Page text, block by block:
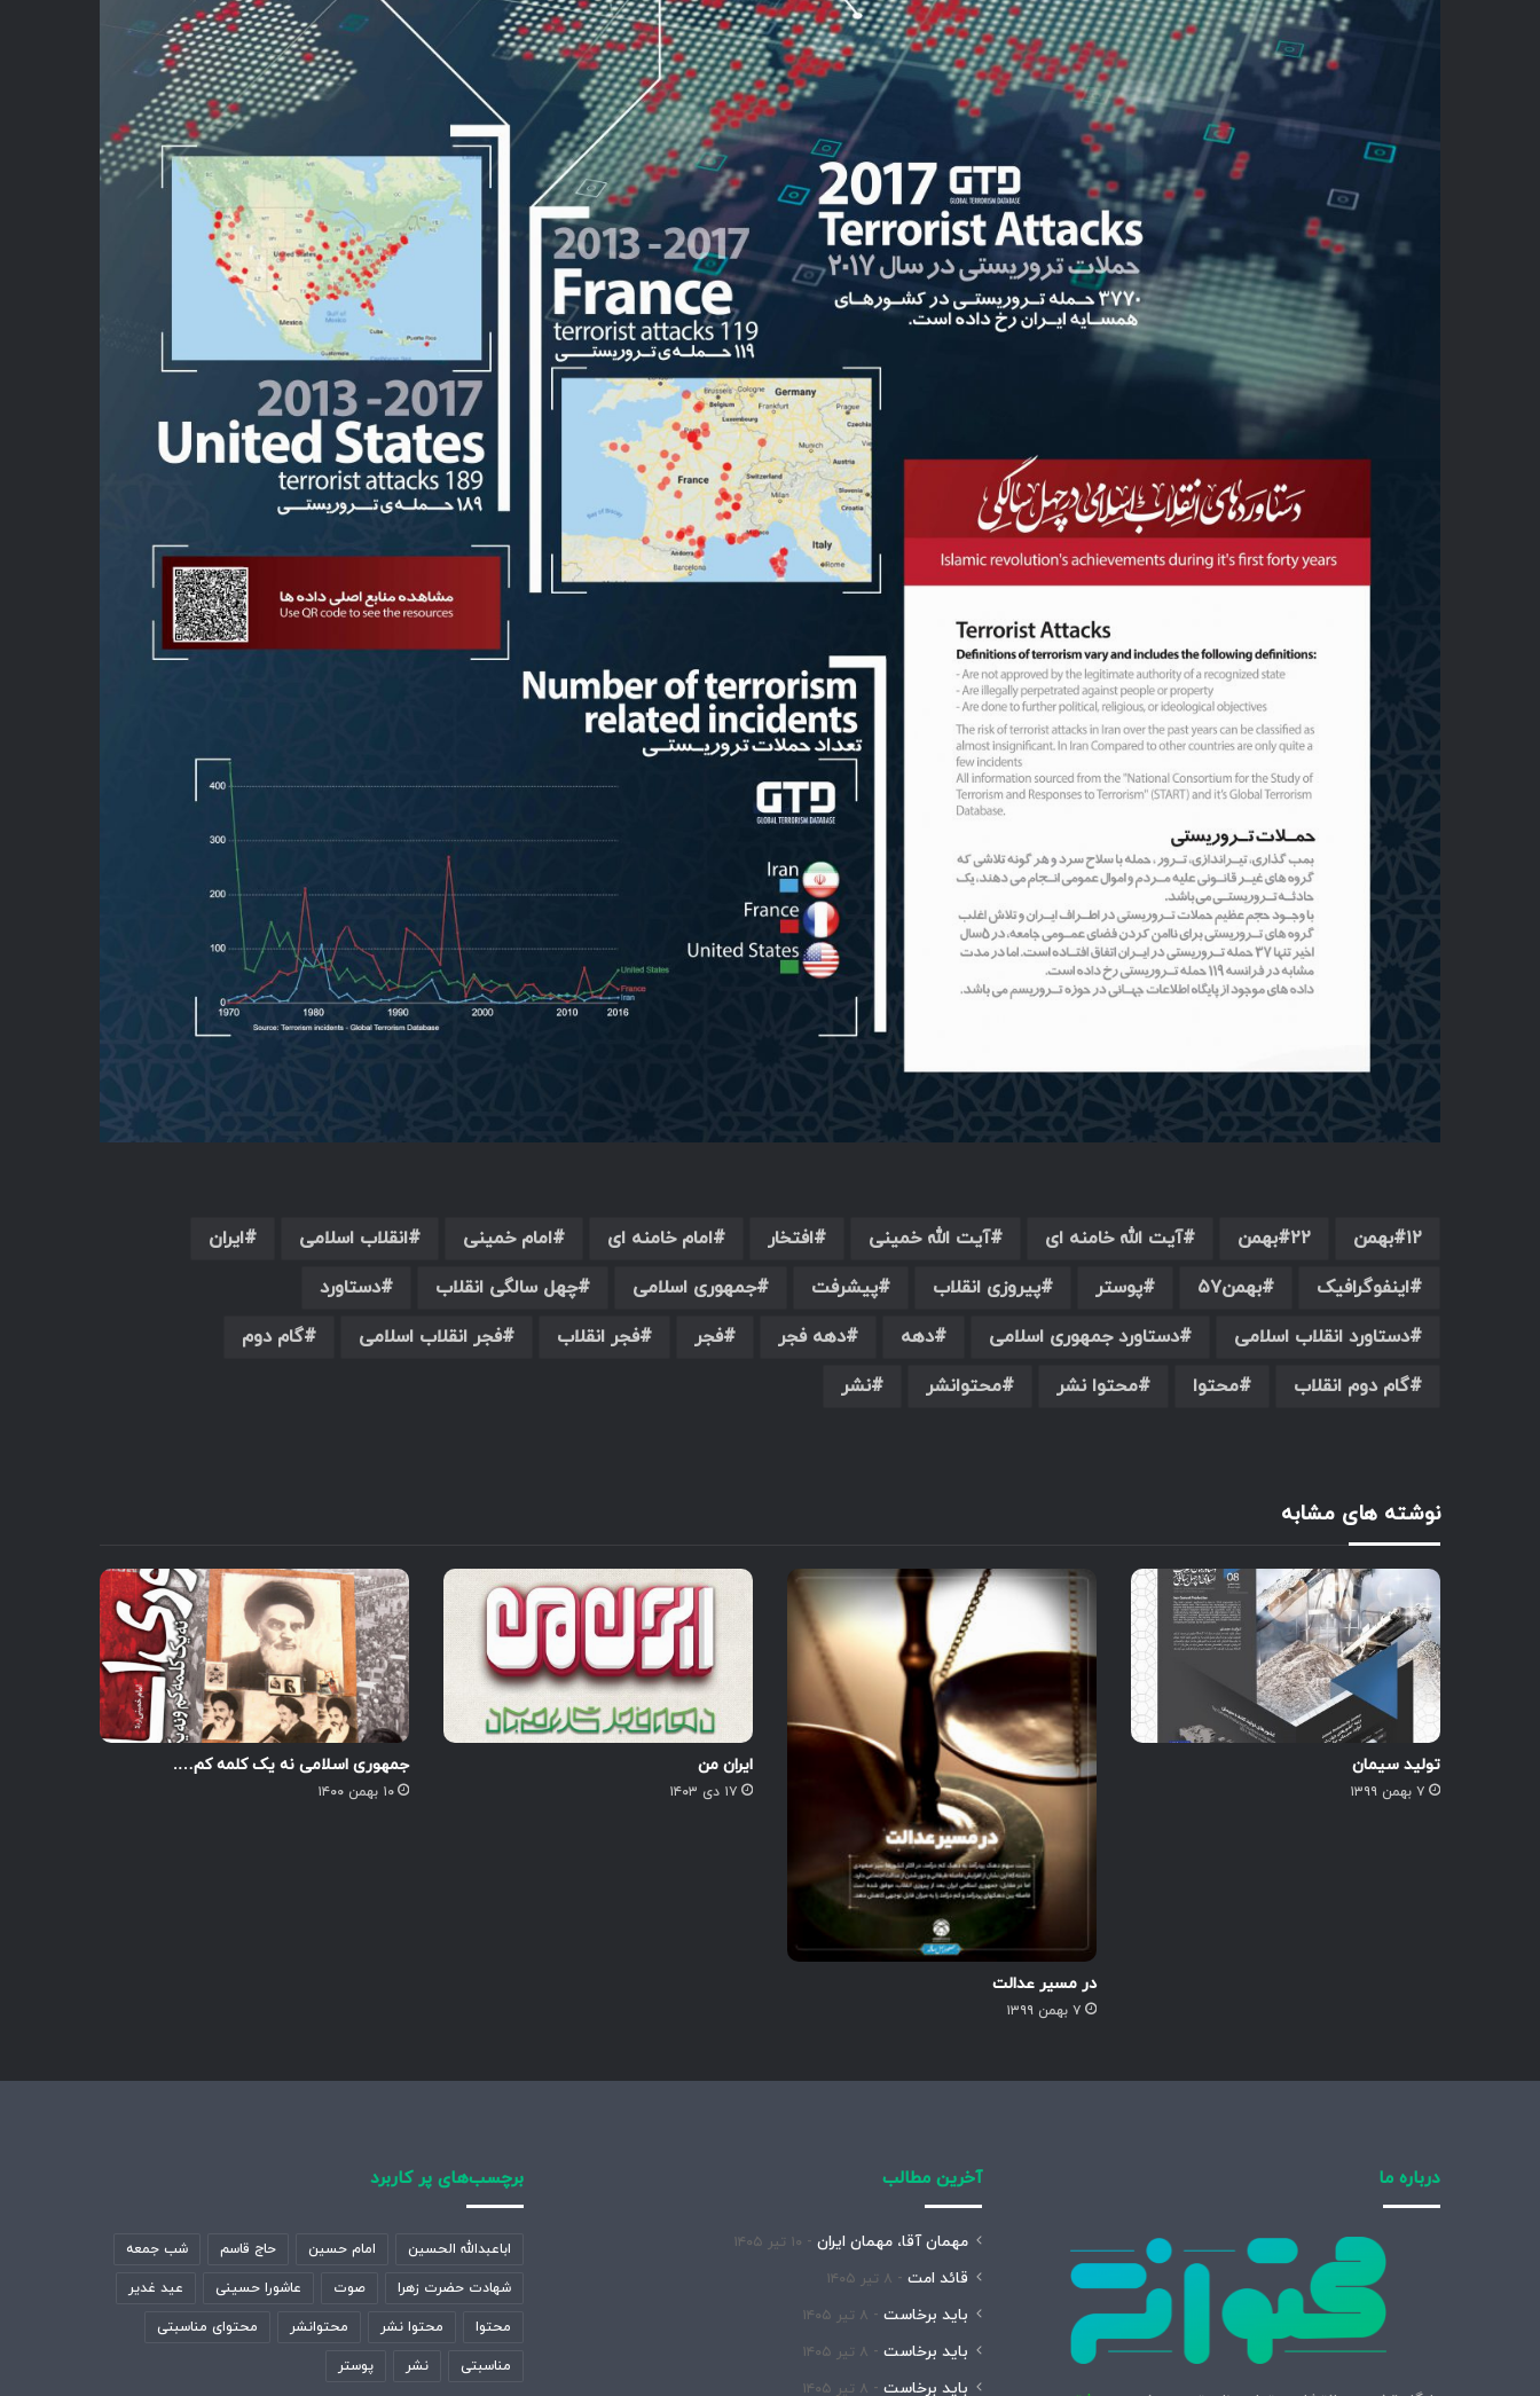
۱۲بهمن ۲۲بهمن آیت الله خامنه ای آیت الله خمینی افتخار امام خامنه ای امام خمینی انقلاب اسلامی
ایران
اینفوگرافیک
بهمن۵۷ پوستر پیروزی انقلاب پیشرفت جمهوری اسلامی چهل سالگی انقلاب
دستاورد
دستاورد انقلاب اسلامی
دستاورد جمهوری اسلامی دهه دهه فجر فجر فجر انقلاب فجر انقلاب اسلامی
گام دوم
گام دوم انقلاب
محتوا محتوا نشر محتوانشر نشر
نوشته های مشابه
تولید سیمان
۷ بهمن ۱۳۹۹
در مسیر عدالت
۷ بهمن ۱۳۹۹
ایران من
۱۷ دی ۱۴۰۳
جمهوری اسلامی نه یک کلمه کم….
۱۰ بهمن ۱۴۰۰
درباره ما آخرین مطالب
مهمان آقا، مهمان ایران ۱۰ تیر ۱۴۰۵
قائد امت ۸ تیر ۱۴۰۵
باید برخاست ۸ تیر ۱۴۰۵
باید برخاست ۸ تیر ۱۴۰۵
باید برخاست ۸ تیر ۱۴۰۵
برچسب‌های پر کاربرد
اباعبدالله الحسین امام حسین حاج قاسم شب جمعه
شهادت حضرت زهرا صوت عاشورا حسینی عید غدیر
محتوا محتوا نشر محتوانشر محتوای مناسبتی
مناسبتی نشر پوستر